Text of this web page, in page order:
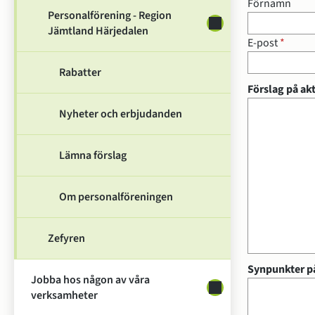
Personalförening - Region
Jämtland Härjedalen
Undersidor för
Rabatter
Nyheter och erbjudanden
Lämna förslag
Om personalföreningen
Zefyren
Jobba hos någon av våra
verksamheter
Undersidor för
Förnamn
E-post*
Förslag på
Synpunkter